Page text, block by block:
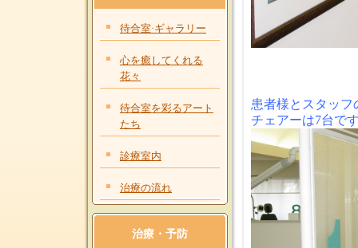
待合室·ギャラリー
心を癒してくれる
花々
待合室を彩るアート
たち
診療室内
治療の流れ
治療・予防
患者様とスタ ッフ
チェアーは7台で